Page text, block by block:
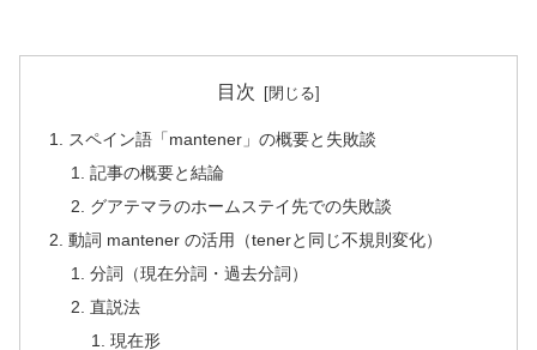
目次
スペイン語「mantener」の概要と失敗談
記事の概要と結論
グアテマラのホームステイ先での失敗談
動詞 mantener の活用（tenerと同じ不規則変化）
分詞（現在分詞・過去分詞）
直説法
現在形